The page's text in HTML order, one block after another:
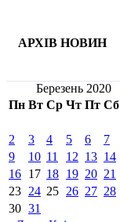
АРХІВ НОВИН
Березень 2020
Пн Вт Ср Чт Пт Сб
2
3 4 5 6 7
9
10 11 12 13 14
16 17 18 19 20 21
23 24 25 26 27 28
30 31